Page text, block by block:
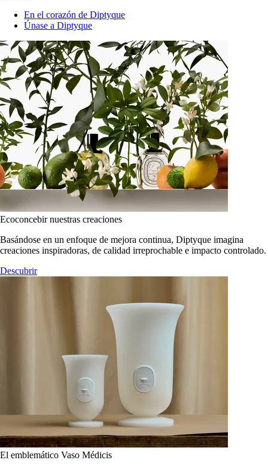
En el corazón de Diptyque
Únase a Diptyque
Ecoconcebir nuestras creaciones
Basándose en un enfoque de mejora continua, Diptyque imagina
creaciones inspiradoras, de calidad irreprochable e impacto controlado.
Descubrir
El emblemático Vaso Médicis